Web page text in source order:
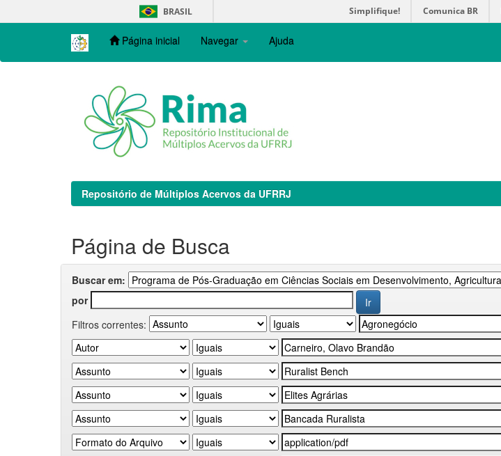
navigation
BRASIL Simplifique! Comunica BR
Página inicial Navegar Ajuda
Repositório de Múltiplos Acervos da UFRRJ
Página de Busca
Buscar em:
por
Filtros correntes: